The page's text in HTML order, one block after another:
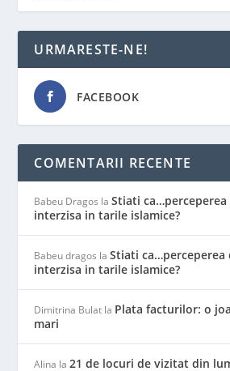
URMARESTE-NE!
FACEBOOK
COMENTARII RECENTE
Babeu Dragos laStiati
interzisa in tarile islamice?
Babeu dragos laStiati ca…perceperea
interzisa in tarile islamice?
Dimitrina Bulat la Plata facturilor: o
mari
Alina la21 de locuri de vizitat din